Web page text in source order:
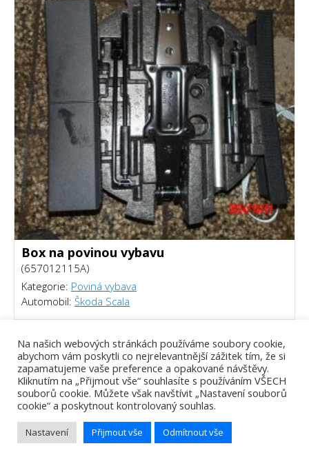
Box na povinou vybavu
(657012115A)
Kategorie: Poviná vybava
Automobil: Škoda Scala
1000 Kč
Tomáš Piálek - Webový vývojář
Na našich webových stránkách používáme soubory cookie,
abychom vám poskytli co nejrelevantnější zážitek tím, že si
zapamatujeme vaše preference a opakované návštěvy.
Kliknutím na „Přijmout vše“ souhlasíte s používáním VŠECH
souborů cookie. Můžete však navštívit „Nastavení souborů
cookie“ a poskytnout kontrolovaný souhlas.
Nastavení Přijmout vše Odmítnout vše